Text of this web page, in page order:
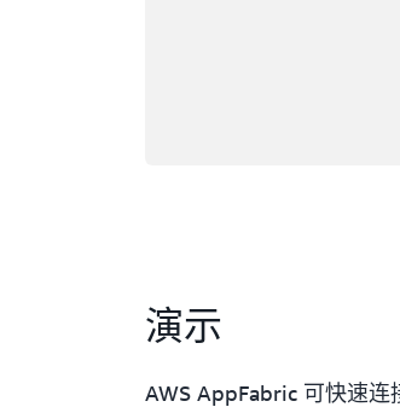
演示
AWS AppFabric 可快速连